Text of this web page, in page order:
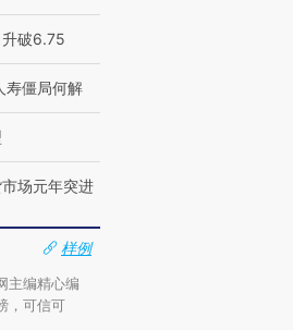
破6.75
寿僵局何解
市场元年突进
样例
主编精心编
，可信可